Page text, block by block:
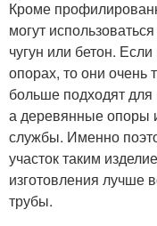
Кроме
могут
чугун или бетон.
опорах, то они очень
больше подходят для
а деревянные опоры
службы. Именно
участок таким
изготовления лучше
трубы.